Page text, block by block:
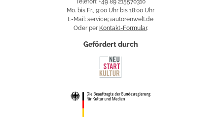
Telefon: +49 89 215570310
Mo. bis Fr., 9:00 Uhr bis 18:00 Uhr
E-Mail: service@autorenwelt.de
Oder per Kontakt-Formular.
Gefördert durch